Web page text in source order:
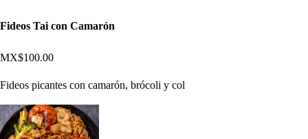
Fideos Tai con Camarón
MX$100.00
Fideos picantes con camarón, brócoli y col